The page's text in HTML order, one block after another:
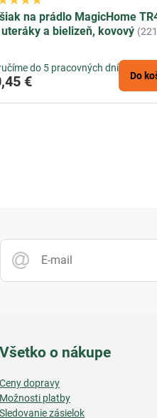
na prádlo MagicHome
a bielizeň, kovový
do 5 pracovných dní
€ Do
Všetko o nákupe
Ceny dopravy
Možnosti platby
Sledovanie zásielok